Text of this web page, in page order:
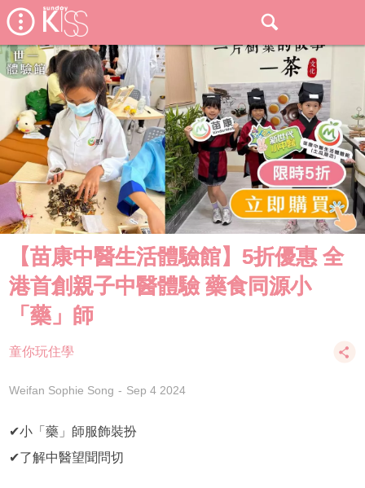
【苗康中醫生活體驗館】5折優惠 全
港首創親子中醫體驗 藥食同源小
「藥」師
童你玩住學
Weifan Sophie Song Sep 4 2024
✔小「藥」師服飾裝扮
✔了解中醫望聞問切